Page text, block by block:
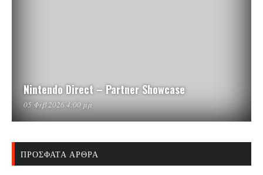
Nintendo Direct – Partner Showcase
05 Φεβ 2026 4:00 μμ
ΠΡΌΣΦΑΤΑ ΆΡΘΡΑ